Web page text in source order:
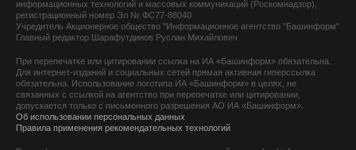
информационных технологий и массовых коммуникаций (Роскомнадзор),
регистрационный номер Эл № ФС77-88040
Учредитель Акционерное общество "Информационное агентство "Башинформ"
Главный редактор Шарафутдинов Руслан Михайлович
При перепечатке или цитировании ссылка на ИА «Башинформ» обязательна.
Для интернет-изданий и социальных сетей прямая активная гиперссылка
обязательна. Использование логотипа ИА «Башинформ» в целях, не
связанных с ссылкой на агентство при перепечатке или цитировании,
допускается только с письменного разрешения АО ИА «Башинформ».
Об использовании персональных данных
Правила применения рекомендательных технологий